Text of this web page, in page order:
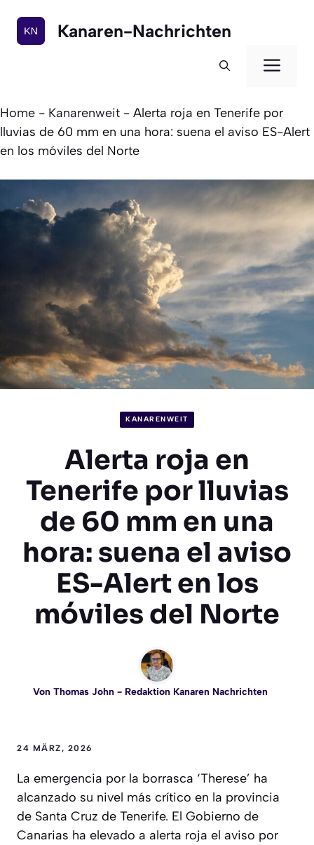
Inhalt
springen
Kanaren-Nachrichten
Home - Kanarenweit - Alerta roja en Tenerife por
lluvias de 60 mm en una hora: suena el aviso ES-Alert
en los móviles del Norte
KANARENWEIT
Alerta roja en
Tenerife por lluvias
de 60 mm en una
hora: suena el aviso
ES-Alert en los
móviles del Norte
Von Thomas John- Redaktion Kanaren Nachrichten
24 MÄRZ, 2026
La emergencia por la borrasca ‘Therese’ ha
alcanzado su nivel más crítico en la provincia
de Santa Cruz de Tenerife. El Gobierno de
Canarias ha elevado a alerta roja el aviso por